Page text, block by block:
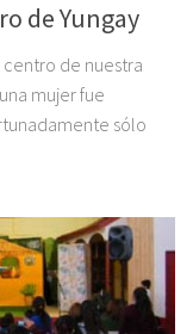
de Yungay
centro de nuestra
mujer fue
sólo